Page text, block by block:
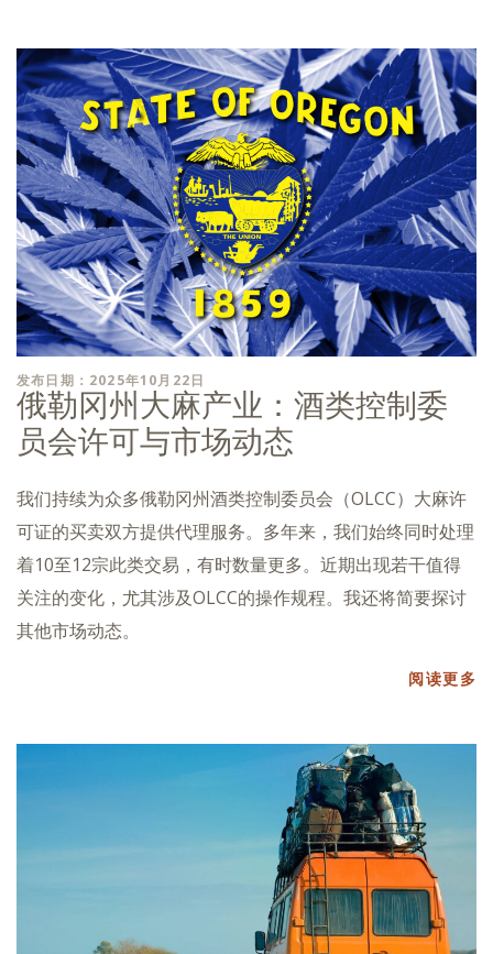
发布日期：2025年10月22日
俄勒冈州大麻产业：酒类控制委
员会许可与市场动态
我们持续为众多俄勒冈州酒类控制委员会（OLCC）大麻许
可证的买卖双方提供代理服务。多年来，我们始终同时处理
着10至12宗此类交易，有时数量更多。近期出现若干值得
关注的变化，尤其涉及OLCC的操作规程。我还将简要探讨
其他市场动态。
阅读更多